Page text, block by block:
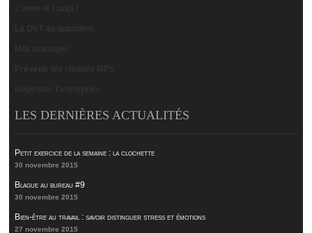
LES DERNIÈRES ACTUALITÉS
Petit exercice de la semaine : la clochette
30 novembre 2015
Blague au bureau #9
30 novembre 2015
Bien-être au travail : savoir distinguer stress et émotions
27 novembre 2015